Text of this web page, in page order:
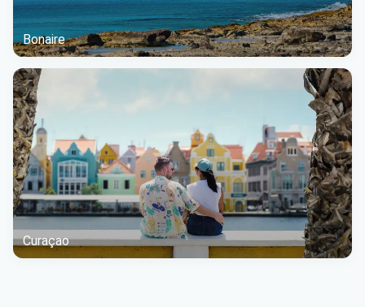
Bonaire
Curaçao